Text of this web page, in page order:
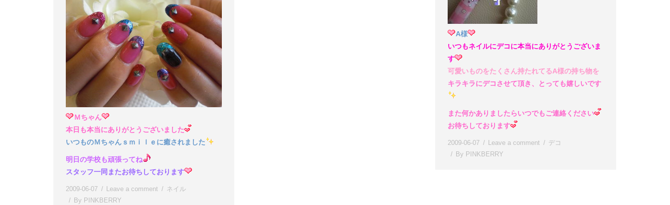
A様
いつもネイルにデコに本当にありがとうございま
す
可愛いものをたくさん持たれてるA様の持ち物を
キラキラにデコさせて頂き、とっても嬉しいです
また何かありましたらいつでもご連絡ください
お待ちしております
2009-06-07 Leave a comment
デコ
By PINKBERRY
Ｍちゃん
本日も本当にありがとうございました
いつものＭちゃんｓｍｉｌｅに癒されました
明日の学校も頑張ってね
スタッフ一同またお待ちしております
2009-06-07 Leave a comment
ネイル
By PINKBERRY